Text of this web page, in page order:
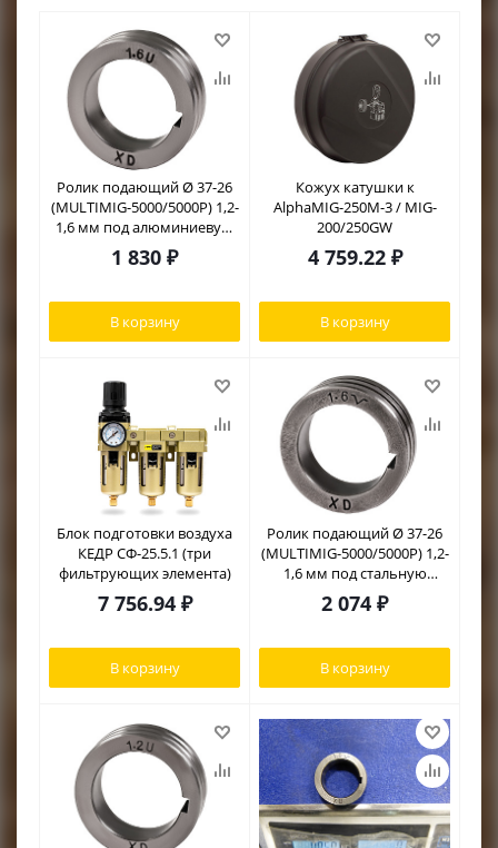
Ролик подающий Ø 37-26
(MULTIMIG-5000/5000P) 1,2-
1,6 мм под алюминиевую
проволоку
1 830 ₽
В корзину
Кожух катушки к
AlphaMIG-250M-3 / MIG-
200/250GW
4 759.22₽
В корзину
Блок подготовки воздуха
КЕДР СФ-25.5.1 (три
фильтрующих элемента)
7 756.94₽
В корзину
Ролик подающий Ø 37-26
(MULTIMIG-5000/5000P) 1,2-
1,6 мм под стальную
проволоку
2 074 ₽
В корзину
КЕДР
START
CONDTROL
EUROBOOR